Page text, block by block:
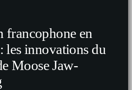
francophone en
les innovations du
Moose Jaw-